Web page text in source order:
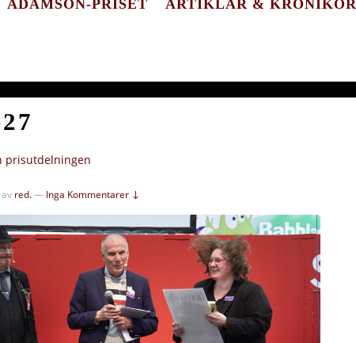
ADAMSON-PRISET ARTIKLAR & KRÖNIKOR
prisutdelningen
av red.— Inga Kommentarer ↓